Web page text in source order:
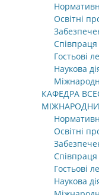
Освітні
Співпраця
Гостьові
Наукова
КАФЕДРА
Освітні
Співпраця
Гостьові
Наукова